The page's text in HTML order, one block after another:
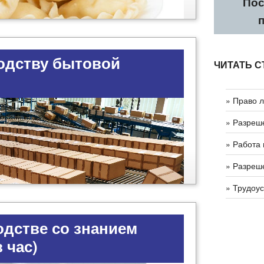
+48 535 …(покажи
внизу!
+48 733 …(покажи
+48 530 481 373 (Iwona
пельменей, бутербродов и
от кандидатов. Вам не нужно
бытовой
со знанием
час)
ЧИТАТЬ
» Право
»
» Работа
»
»